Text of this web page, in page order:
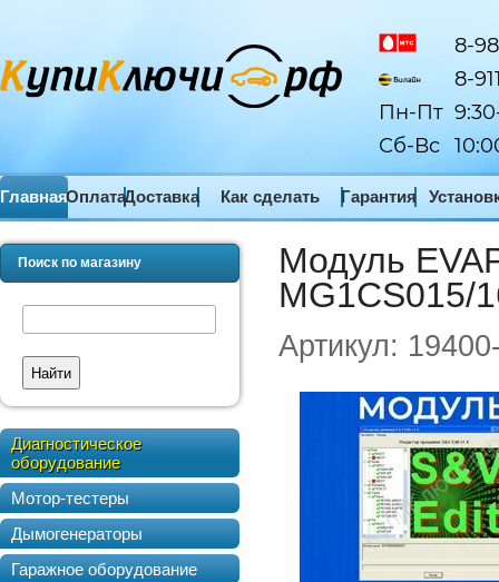
ГлавнаяОплатаДоставка Как сделать Гарантия
8-
8-
Пн-Пт
Сб-Вс
Поиск по магазину
Найти
Диагностическое
оборудование
Мотор-тестеры
Дымогенераторы
Гаражное оборудование
Модуль
MG1CS015/
Артикул: